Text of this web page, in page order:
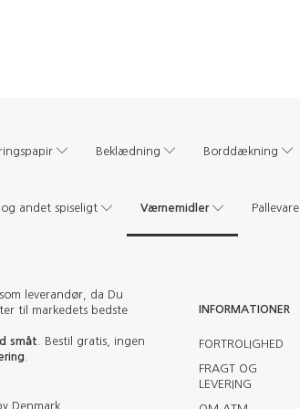
Beklædning Borddækning
og andet spiseligt Værnemidler Pallevare
leverandør, da Du
til markedets bedste
småt . Bestil gratis, ingen
Denmark
INFORMATIONER
FORTROLIGHED
FRAGT OG
LEVERING